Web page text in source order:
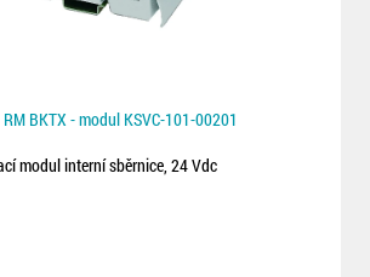
RM BKTX - modul KSVC-101-00201
modul interní sběrnice, 24 Vdc